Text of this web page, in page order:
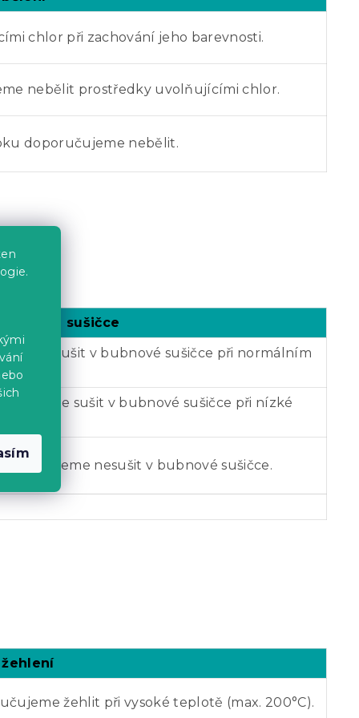
chlor při zachování jeho barevnosti.
nebělit prostředky uvolňujícími chlor.
doporučujeme nebělit.
sušičce
sušit v bubnové sušičce při normálním
sušit v bubnové sušičce při nízké
nesušit v bubnové sušičce.
žehlit při vysoké teplotě (max. 200°C).